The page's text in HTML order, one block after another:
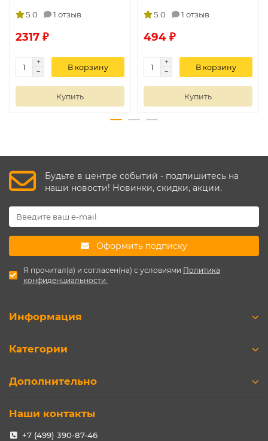
5.0 1 отзыв
2317 ₽
В корзину
Купить
5.0 1 отзыв
494 ₽
В корзину
Купить
Будьте в центре событий - подпишитесь на
наши новости! Новинки, скидки, акции.
Оформить подписку
Я прочитал(а) и согласен(на) с условиями Политика
конфиденциальности.
Информация
Категории
Дополнительно
Наши контакты
+7 (499) 390-87-46